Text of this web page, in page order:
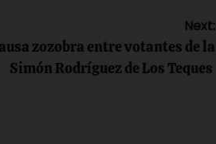
Next:
zozobra entre votantes de la
Simón Rodríguez de Los Teques